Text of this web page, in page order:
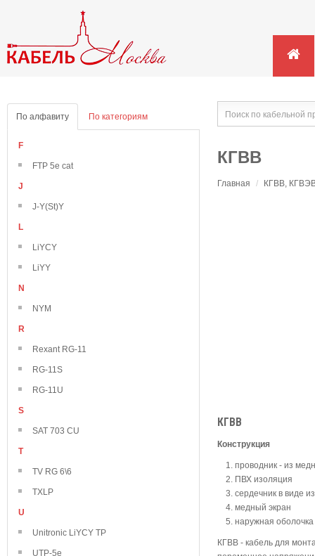
По алфавиту По категориям
F
FTP 5e cat
J
J-Y(St)Y
L
LiYCY
LiYY
N
NYM
R
Rexant RG-11
RG-11S
RG-11U
S
SAT 703 CU
T
TV RG 6\6
TXLP
U
Unitronic LiYCY TP
UTP-5e
КГВВ
Главная / КГВВ,
КГВВ
Конструкция
проводник - из
ПВХ изоляция
сердечник в виде
медный экран
наружная
КГВВ - кабель для